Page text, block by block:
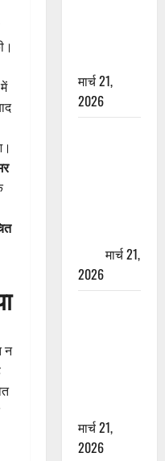
न
मार्च 21,
2026
मार्च 21,
2026
मार्च 21,
2026